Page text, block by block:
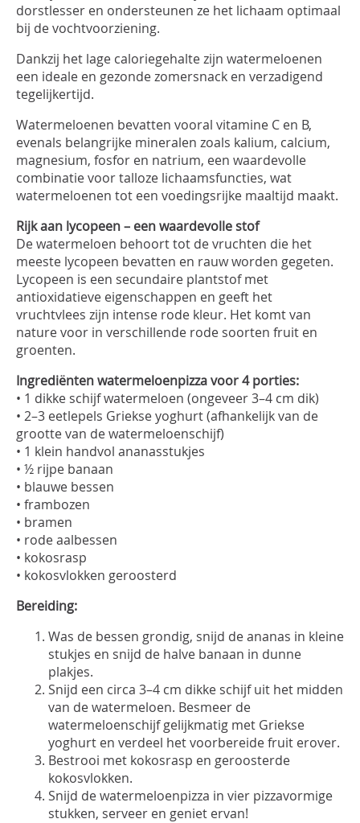
dorstlesser en ondersteunen ze het lichaam optimaal
bij de vochtvoorziening.
Dankzij het lage caloriegehalte zijn watermeloenen
een ideale en gezonde zomersnack en verzadigend
tegelijkertijd.
Watermeloenen bevatten vooral vitamine C en B,
evenals belangrijke mineralen zoals kalium, calcium,
magnesium, fosfor en natrium, een waardevolle
combinatie voor talloze lichaamsfuncties, wat
watermeloenen tot een voedingsrijke maaltijd maakt.
Rijk aan lycopeen – een waardevolle stof
De watermeloen behoort tot de vruchten die het
meeste lycopeen bevatten en rauw worden gegeten.
Lycopeen is een secundaire plantstof met
antioxidatieve eigenschappen en geeft het
vruchtvlees zijn intense rode kleur. Het komt van
nature voor in verschillende rode soorten fruit en
groenten.
Ingrediënten watermeloenpizza voor 4 porties:
• 1 dikke schijf watermeloen (ongeveer 3–4 cm dik)
• 2–3 eetlepels Griekse yoghurt (afhankelijk van de
grootte van de watermeloenschijf)
• 1 klein handvol ananasstukjes
• ½ rijpe banaan
• blauwe bessen
• frambozen
• bramen
• rode aalbessen
• kokosrasp
• kokosvlokken geroosterd
Bereiding:
Was de bessen grondig, snijd de ananas in kleine
stukjes en snijd de halve banaan in dunne
plakjes.
Snijd een circa 3–4 cm dikke schijf uit het midden
van de watermeloen. Besmeer de
watermeloenschijf gelijkmatig met Griekse
yoghurt en verdeel het voorbereide fruit erover.
Bestrooi met kokosrasp en geroosterde
kokosvlokken.
Snijd de watermeloenpizza in vier pizzavormige
stukken, serveer en geniet ervan!